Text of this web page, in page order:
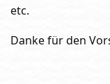
etc.
Danke für den